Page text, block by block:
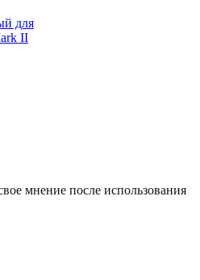
мнение после использования